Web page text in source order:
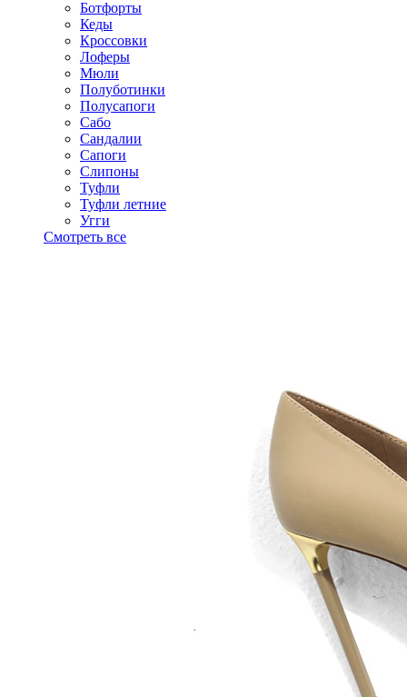
Ботфорты
Кеды
Кроссовки
Лоферы
Мюли
Полуботинки
Полусапоги
Сабо
Сандалии
Сапоги
Слипоны
Туфли
Туфли летние
Угги
Смотреть все